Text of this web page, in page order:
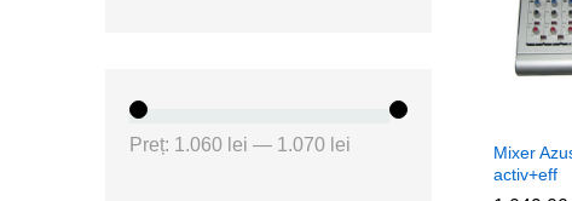
Mixer
activ+eff
Preț: 1.060 lei — 1.070 lei